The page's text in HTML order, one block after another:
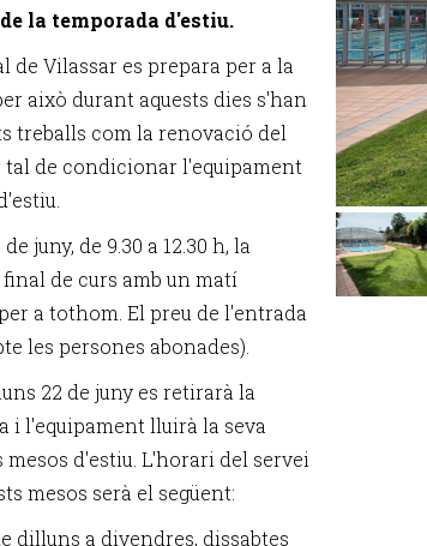
la temporada d'estiu.
de Vilassar es prepara per a la
això durant aquests dies s'han
treballs com la renovació del
tal de condicionar l'equipament
juny, de 9.30 a 12.30 h, la
de curs amb un matí
a tothom. El preu de l'entrada
les persones abonades).
22 de juny es retirarà la
i l'equipament lluirà la seva
d'estiu. L'horari del servei
mesos serà el següent:
dilluns a divendres, dissabtes